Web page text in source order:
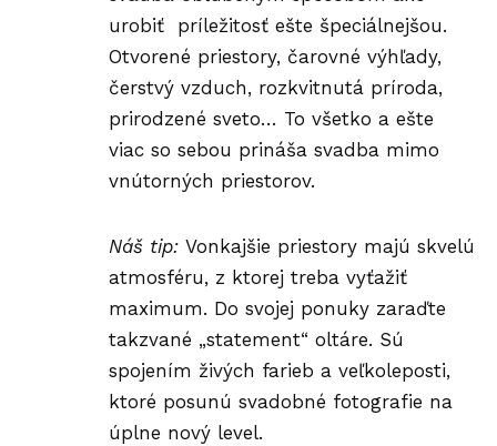
urobiť príležitosť ešte špeciálnejšou.
Otvorené priestory, čarovné výhľady,
čerstvý vzduch, rozkvitnutá príroda,
prirodzené sveto… To všetko a ešte
viac so sebou prináša svadba mimo
vnútorných priestorov.
Náš tip: Vonkajšie priestory majú skvelú
atmosféru, z ktorej treba vyťažiť
maximum. Do svojej ponuky zaraďte
takzvané „statement“ oltáre. Sú
spojením živých farieb a veľkoleposti,
ktoré posunú svadobné fotografie na
úplne nový level.